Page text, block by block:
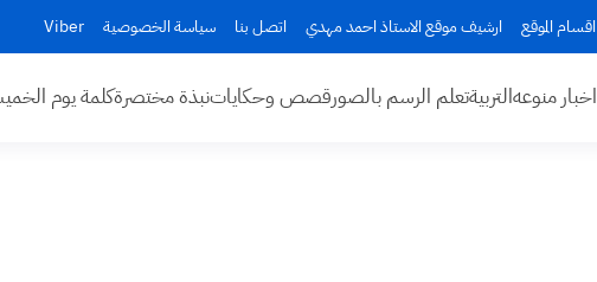
اقسام الموقع ارشيف موقع الاستاذ احمد مهدي اتصل بنا سياسة الخصوصية Viber
اخبار منوعهالتربيةتعلم الرسم بالصورقصص وحكاياتنبذة مختصرةكلمة يوم